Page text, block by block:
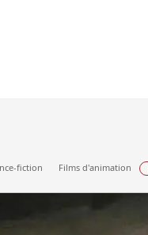
fiction Films d'animation